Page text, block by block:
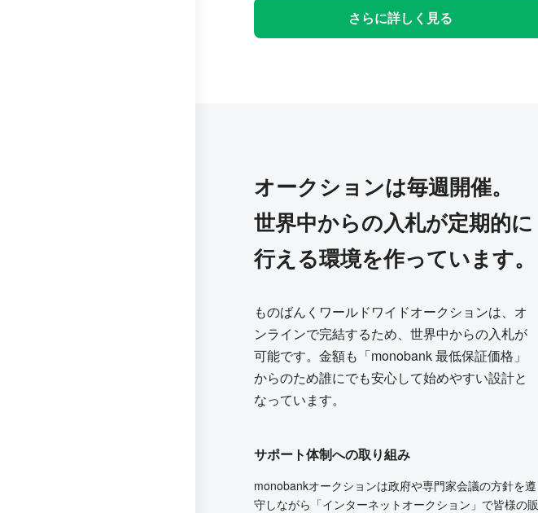
さらに詳しく見る
オークションは毎週開催。
世界中からの入札が定期的に
行える環境を作っています。
ものばんくワールドワイドオークションは、オ
ンラインで完結するため、世界中からの入札が
可能です。金額も「monobank 最低保証価格」
からのため誰にでも安心して始めやすい設計と
なっています。
サポート体制への取り組み
monobankオークションは政府や専門家会議の方針を遵
守しながら「インターネットオークション」で皆様の販